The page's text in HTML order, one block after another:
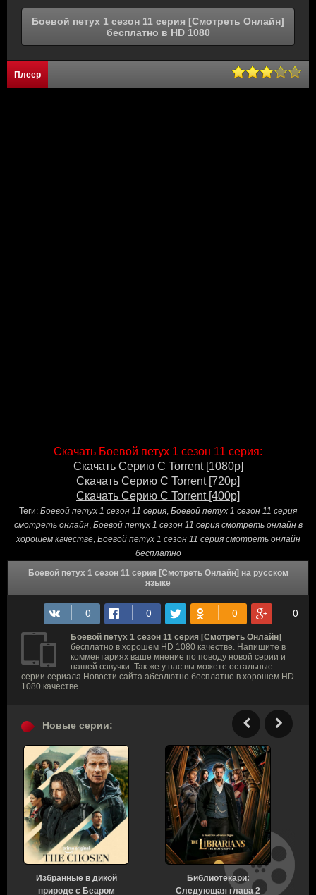
Боевой петух 1 сезон 11 серия [Смотреть Онлайн]
бесплатно в HD 1080
Плеер
Скачать Боевой петух 1 сезон 11 серия:
Скачать Серию С Torrent [1080p]
Скачать Серию С Torrent [720p]
Скачать Серию С Torrent [400p]
Теги: Боевой петух 1 сезон 11 серия Боевой петух 1 сезон 11 серия
смотреть онлайн, Боевой петух 1 сезон 11 серия смотреть онлайн в
хорошем качестве, Боевой петух 1 сезон 11 серия смотреть онлайн
бесплатно
Боевой петух 1 сезон 11 серия [Смотреть Онлайн] на русском
языке
Боевой петух 1 сезон 11 серия [Смотреть Онлайн]
бесплатно в хорошем HD 1080 качестве. Напишите в
комментариях ваше мнение по поводу новой серии и
нашей озвучки. Так же у нас вы можете остальные
серии сериала Новости сайта абсолютно бесплатно в хорошем HD
1080 качестве.
Новые серии:
Избранные в дикой
природе с Беаром
Библиотекари:
Следующая глава 2